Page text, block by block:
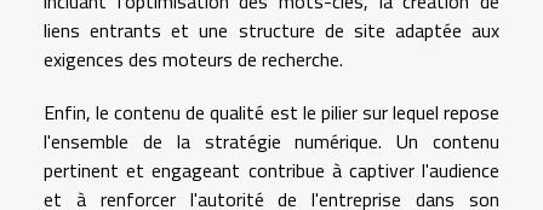
liens entrants et une structure de site adaptée aux
exigences des moteurs de recherche.
Enfin, le contenu de qualité est le pilier sur lequel repose
l'ensemble de la stratégie numérique. Un contenu
pertinent et engageant contribue à captiver l'audience
et à renforcer l'autorité de l'entreprise dans son